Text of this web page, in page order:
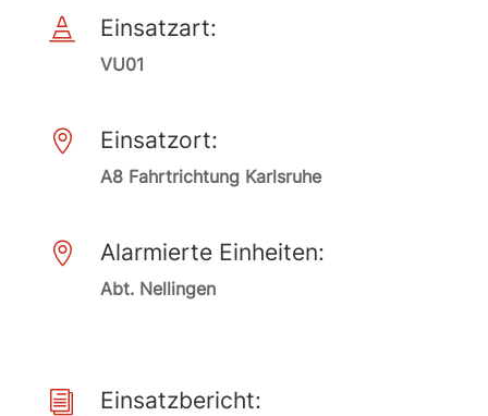
 Einsatzart:
VU01
 Einsatzort:
A8 Fahrtrichtung Karlsruhe
 Alarmierte Einheiten:
Abt. Nellingen
i Einsatzbericht: